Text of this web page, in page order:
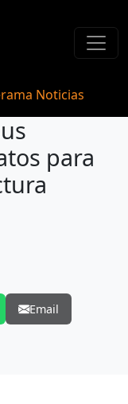
Noticias
para
Email